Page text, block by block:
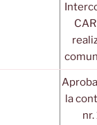
la
nr.